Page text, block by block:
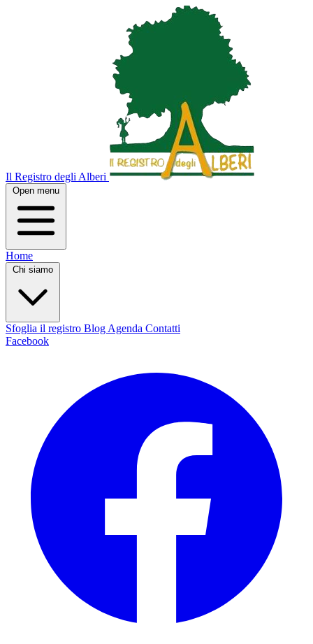
Il Registro degli Alberi
Open menu
Home
Chi siamo
Sfoglia il registro Blog Agenda Contatti
Facebook